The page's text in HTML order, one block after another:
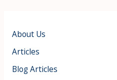
About Us
Articles
Blog Articles